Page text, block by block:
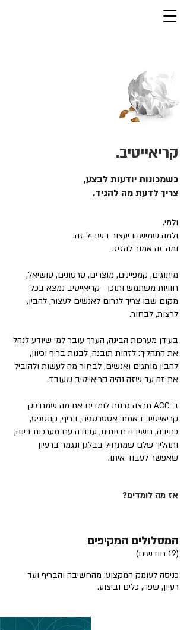
קריאייטיב.
כשמכונות יודעות לבצע,
צריך לדעת מה להגיד.
ולמי.
ולמה שמישהו יעצור בשביל זה.
ומה זה אמור להזיז.
מיתוגים, קמפיינים, מוצרים, סרטונים, סושיאל,
חוויות משתמש ותוכן - קריאייטיב נמצא בכל
מקום שבו צריך לגרום לאנשים לעצור, להבין,
לרצות, לבחור.
בעידן מערכות הבינה, הערך עובר למי שיודע לנהל
את התהליך: לזהות תובנה, לבנות בריף וכיוון,
להבין מותגים ואנשים, לבחור מה לעשות ולהוביל
את זה עד שזה נהיה קריאייטיב שעובד.
ב־ACC תרצה גרנות לומדים את מה שמחזיק
קריאייטיב באמת: אסטרטגיה, בריף, קונספט,
כתיבה, חשיבה חזותית, עבודה עם מערכות בינה,
ותהליך שלם שמתחיל בבלגן ונגמר ברעיון
שאפשר לעבוד איתו.
אז מה לומדים?
המסלולים המקיפים
(12 חודשים)
כניסה לעומק המקצוע: מהחשיבה והבריף ועד
רעיון, שפה, כלים וביצוע.